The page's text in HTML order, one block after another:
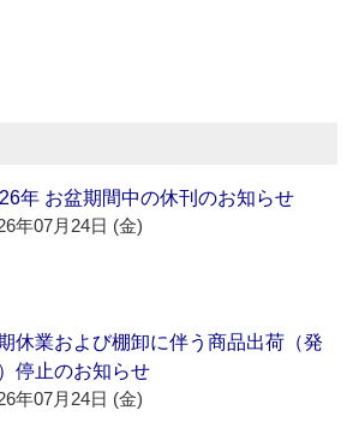
年 お盆期間中の休刊のお知らせ
年07月24日 (金)
休業および棚卸に伴う商品出荷（発
停止のお知らせ
年07月24日 (金)